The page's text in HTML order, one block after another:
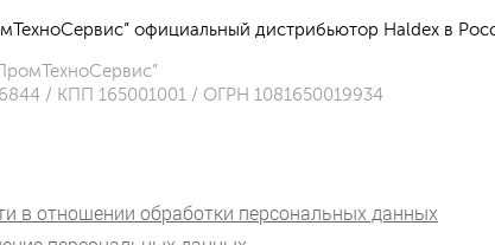
официальный дистрибьютор Haldex в
/ КПП 165001001 / ОГРН 1081650019934
в отношении обработки персональных данных